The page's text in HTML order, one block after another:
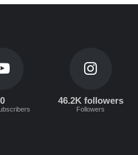
0 46.2K followers
Followers